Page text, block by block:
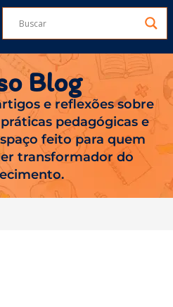
Blog
e reflexões sobre
pedagógicas e
feito para quem
transformador do